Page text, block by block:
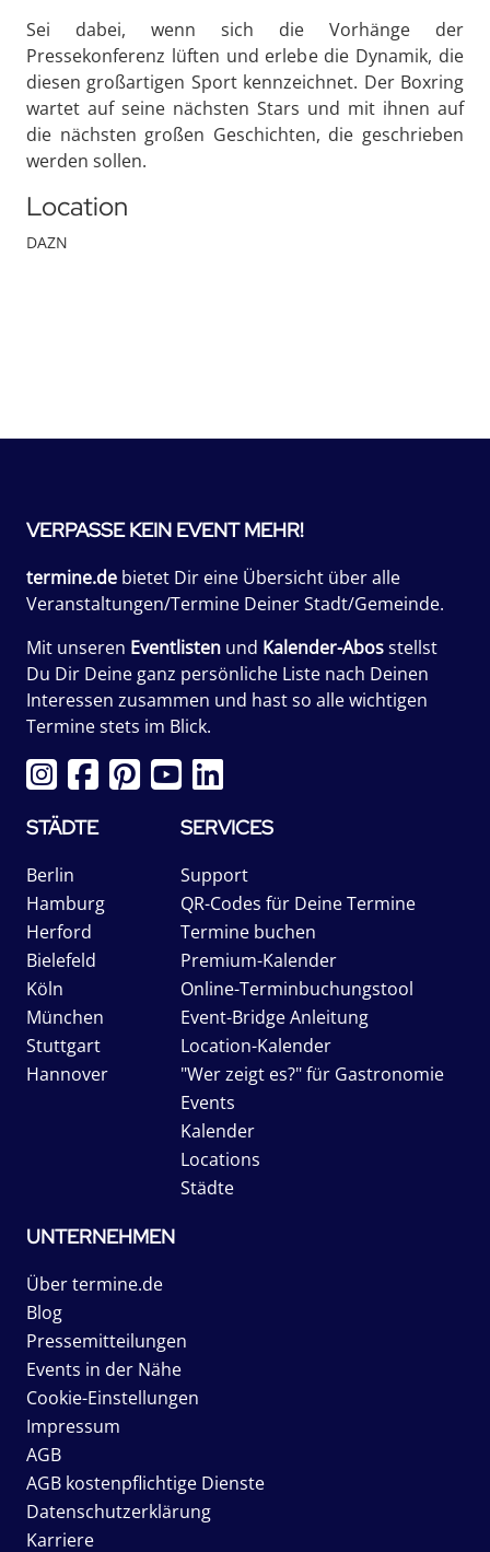
Sei dabei, wenn sich die Vorhänge der
Pressekonferenz lüften und erlebe die Dynamik, die
diesen großartigen Sport kennzeichnet. Der Boxring
wartet auf seine nächsten Stars und mit ihnen auf
die nächsten großen Geschichten, die geschrieben
werden sollen.
Location
DAZN
VERPASSE KEIN EVENT MEHR!
termine.de bietet Dir eine Übersicht über alle
Veranstaltungen/Termine Deiner Stadt/Gemeinde.
Mit unseren Eventlisten und Kalender-Abosstellst
Du Dir Deine ganz persönliche Liste nach Deinen
Interessen zusammen und hast so alle wichtigen
Termine stets im Blick.
STÄDTE
Berlin
Hamburg
Herford
Bielefeld
Köln
München
Stuttgart
Hannover
SERVICES
Support
QR-Codes für Deine Termine
Termine buchen
Premium-Kalender
Online-Terminbuchungstool
Event-Bridge Anleitung
Location-Kalender
"Wer zeigt es?" für Gastronomie
Events
Kalender
Locations
Städte
UNTERNEHMEN
Über termine.de
Blog
Pressemitteilungen
Events in der Nähe
Cookie-Einstellungen
Impressum
AGB
AGB kostenpflichtige Dienste
Datenschutzerklärung
Karriere